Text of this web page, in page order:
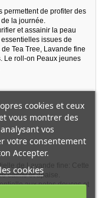
permettent de profiter des
la journée.
et assainir la peau
issues de
Tea Tree, Lavande fine
Le roll-on Peaux jeunes
de Lavande fine: Cette
calme et apaise.
aux notes douces et
cookies et ceux
vous montrer des
vos
votre consentement
Accepter.
cookies